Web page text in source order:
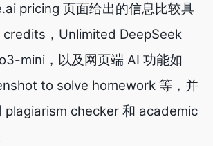
pricing 页面给出的信息比较具
credits，Unlimited DeepSeek
mini，以及网页端 AI 功能如
to solve homework 等，并
plagiarism checker 和 academic